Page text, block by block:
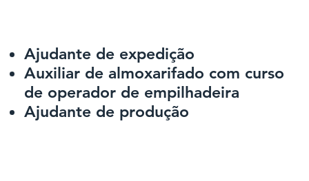
Ajudante de expedição
​Auxiliar de almoxarifado com curso
de operador de empilhadeira
​Ajudante de produção